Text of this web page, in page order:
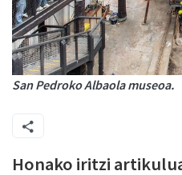
San Pedroko Albaola museoa.
Honako iritzi